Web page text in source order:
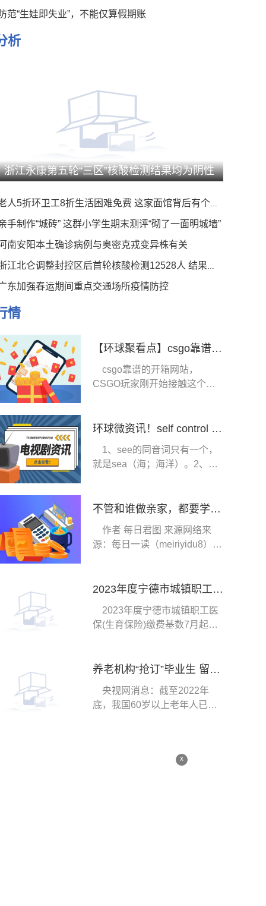
范“生娃即失业”，不能仅算假期账
析
浙江永康第五轮“三区”核酸检测结果均为阴性
人5折环卫工8折生活困难免费 这家面馆背后有个暖心事
手制作“城砖” 这群小学生期末测评“砌了一面明城墙”
南安阳本土确诊病例与奥密克戎变异株有关
江北仑调整封控区后首轮核酸检测12528人 结果均为阴性
东加强春运期间重点交通场所疫情防控
情
【环球聚看点】csgo靠谱的开箱网站 更公平更靠谱开箱网盘点
csgo靠谱的开箱网站，
CSGO玩家刚开始接触这个游
环球微资讯！self control frank ocean_frank ocean
1、see的同音词只有一个，
就是sea（海；海洋）。2、
不管和谁做亲家，都要学会留三个心眼，不然很容易吃哑巴亏 当前快播
作者 每日君图 来源网络来
源：每日一读（meiriyidu8）婚
2023年度宁德市城镇职工医保(生育保险)缴费基数7月起调整-天天消息
2023年度宁德市城镇职工医
保(生育保险)缴费基数7月起调
养老机构“抢订”毕业生 留住青年人才为养老行业注入新活力
央视网消息：截至2022年
底，我国60岁以上老年人已经
x